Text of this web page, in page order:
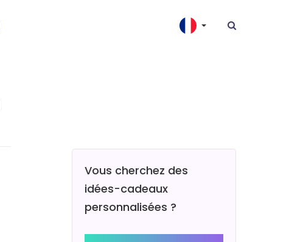
Vous cherchez des
idées-cadeaux
personnalisées ?